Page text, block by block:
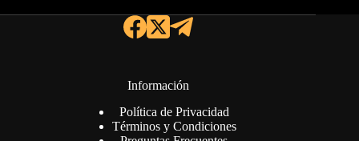
Información
Política de Privacidad
Términos y Condiciones